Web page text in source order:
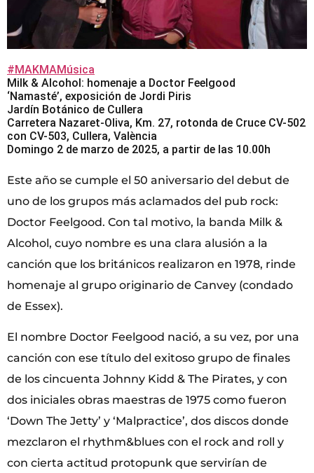
#MAKMAMúsica
Milk & Alcohol: homenaje a Doctor Feelgood
‘Namasté’, exposición de Jordi Piris
Jardín Botánico de Cullera
Carretera Nazaret-Oliva, Km. 27, rotonda de Cruce CV-502
con CV-503, Cullera, València
Domingo 2 de marzo de 2025, a partir de las 10.00h
Este año se cumple el 50 aniversario del debut de
uno de los grupos más aclamados del pub rock:
Doctor Feelgood. Con tal motivo, la banda Milk &
Alcohol, cuyo nombre es una clara alusión a la
canción que los británicos realizaron en 1978, rinde
homenaje al grupo originario de Canvey (condado
de Essex).
El nombre Doctor Feelgood nació, a su vez, por una
canción con ese título del exitoso grupo de finales
de los cincuenta Johnny Kidd & The Pirates, y con
dos iniciales obras maestras de 1975 como fueron
‘Down The Jetty’ y ‘Malpractice’, dos discos donde
mezclaron el rhythm&blues con el rock and roll y
con cierta actitud protopunk que servirían de